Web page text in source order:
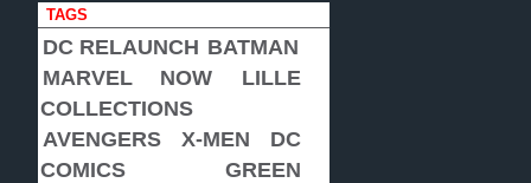
TAGS
DC RELAUNCH BATMAN
MARVEL NOW
LILLE
COLLECTIONS
AVENGERS
X-MEN
DC
COMICS
GREEN